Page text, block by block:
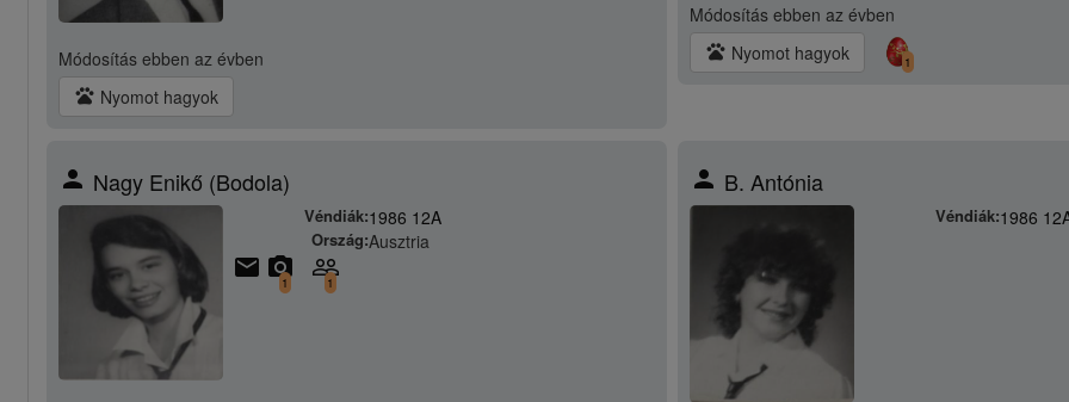
Módosítás ebben az évben
pets Nyomot hagyok
Módosítás ebben az évben
pets Nyomot hagyok 1
person Nagy Enikő (Bodola)
Véndiák:1986 12A
Ország:Ausztria
email camera_alt
1
people_outline
1
person B. Antónia
Véndiák:1986